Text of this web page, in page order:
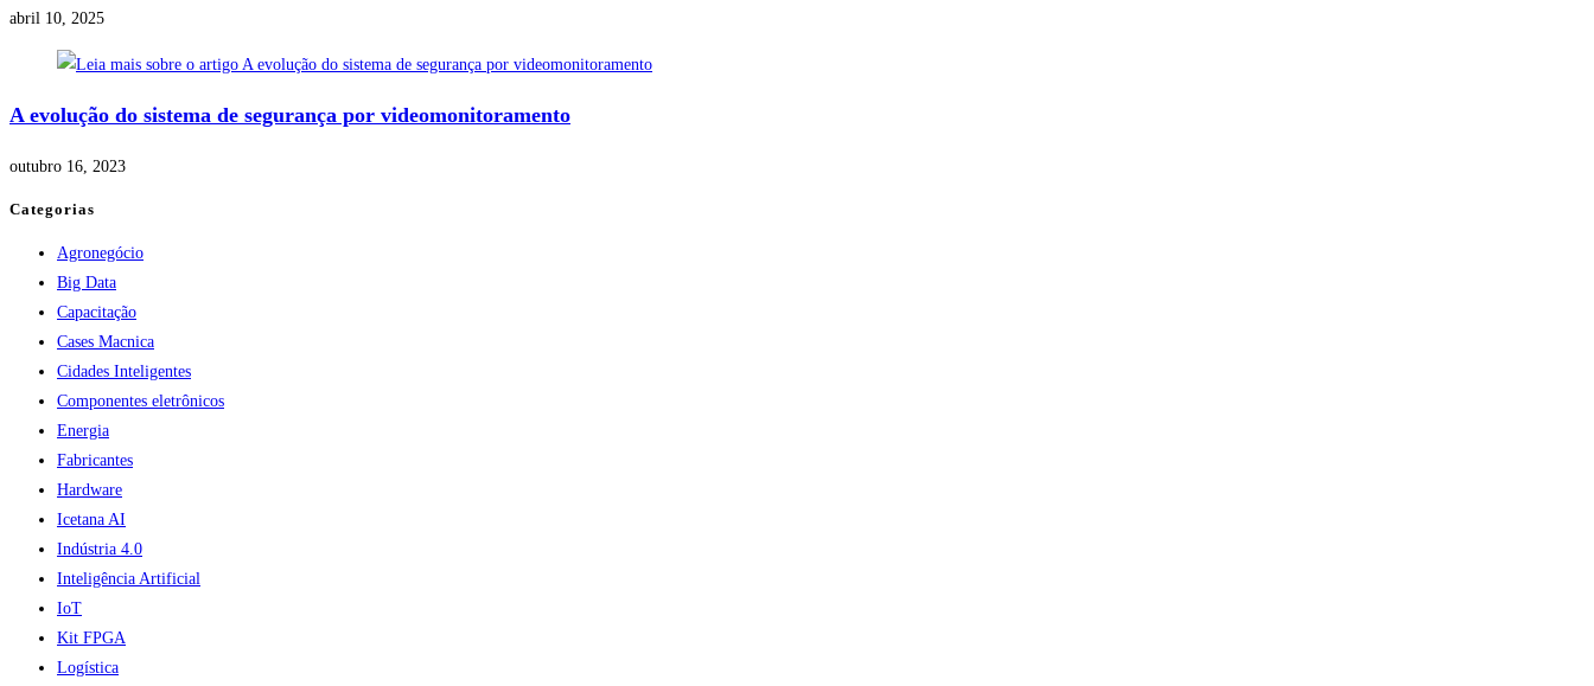
abril 10, 2025
A evolução do sistema de segurança por videomonitoramento
outubro 16, 2023
Categorias
Agronegócio
Big Data
Capacitação
Cases Macnica
Cidades Inteligentes
Componentes eletrônicos
Energia
Fabricantes
Hardware
Icetana AI
Indústria 4.0
Inteligência Artificial
IoT
Kit FPGA
Logística